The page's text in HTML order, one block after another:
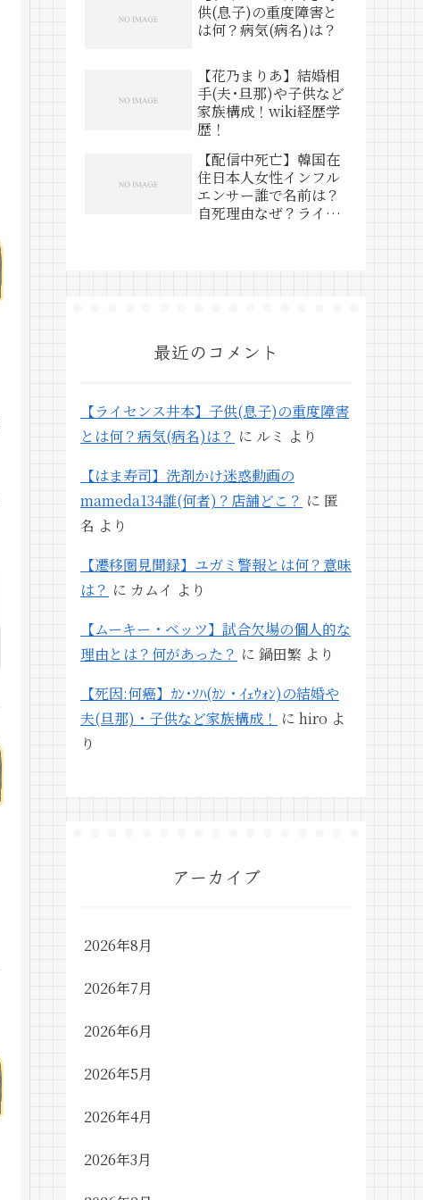
供(息子)の重度障害と
は何？病気(病名)は？
【花乃まりあ】結婚相
手(夫･旦那)や子供など
家族構成！wiki経歴学
歴！
【配信中死亡】韓国在
住日本人女性インフル
エンサー誰で名前は？
自死理由なぜ？ライブ
最近のコメント
【ライセンス井本】子供(息子)の重度障害
とは何？病気(病名)は？ に ルミ より
【はま寿司】洗剤かけ迷惑動画の
mameda134誰(何者)？店舗どこ？ に 匿
名 より
【遷移圏見聞録】ユガミ警報とは何？意味
は？ に カムイ より
【ムーキー・ベッツ】試合欠場の個人的な
理由とは？何があった？ に 鍋田繁 より
【死因:何癌】ｶﾝ･ｿﾊ(ｶﾝ・ｲｪｳｫﾝ)の結婚や
夫(旦那)・子供など家族構成！ に hiro よ
り
アーカイブ
2026年8月
2026年7月
2026年6月
2026年5月
2026年4月
2026年3月